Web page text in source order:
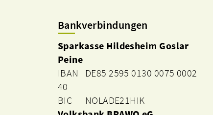
Bankverbindungen
Sparkasse Hildesheim Goslar
Peine
IBAN DE85 2595 0130 0075 0002
40
BIC NOLADE21HIK